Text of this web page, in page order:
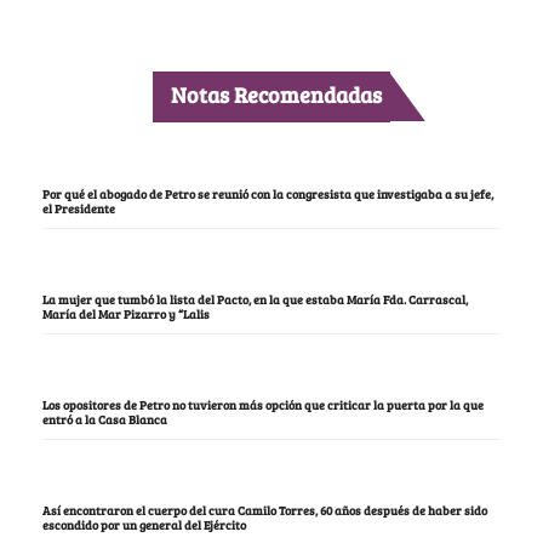
Notas Recomendadas
Por qué el abogado de Petro se reunió con la congresista que investigaba a su jefe,
el Presidente
La mujer que tumbó la lista del Pacto, en la que estaba María Fda. Carrascal,
María del Mar Pizarro y “Lalis
Los opositores de Petro no tuvieron más opción que criticar la puerta por la que
entró a la Casa Blanca
Así encontraron el cuerpo del cura Camilo Torres, 60 años después de haber sido
escondido por un general del Ejército